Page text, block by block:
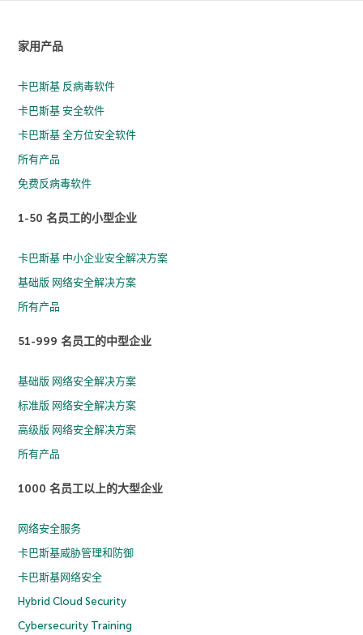
家用产品
卡巴斯基 反病毒软件
卡巴斯基 安全软件
卡巴斯基 全方位安全软件
所有产品
免费反病毒软件
1-50 名员工的小型企业
卡巴斯基 中小企业安全解决方案
基础版 网络安全解决方案
所有产品
51-999 名员工的中型企业
基础版 网络安全解决方案
标准版 网络安全解决方案
高级版 网络安全解决方案
所有产品
1000 名员工以上的大型企业
网络安全服务
卡巴斯基威胁管理和防御
卡巴斯基网络安全
Hybrid Cloud Security
Cybersecurity Training